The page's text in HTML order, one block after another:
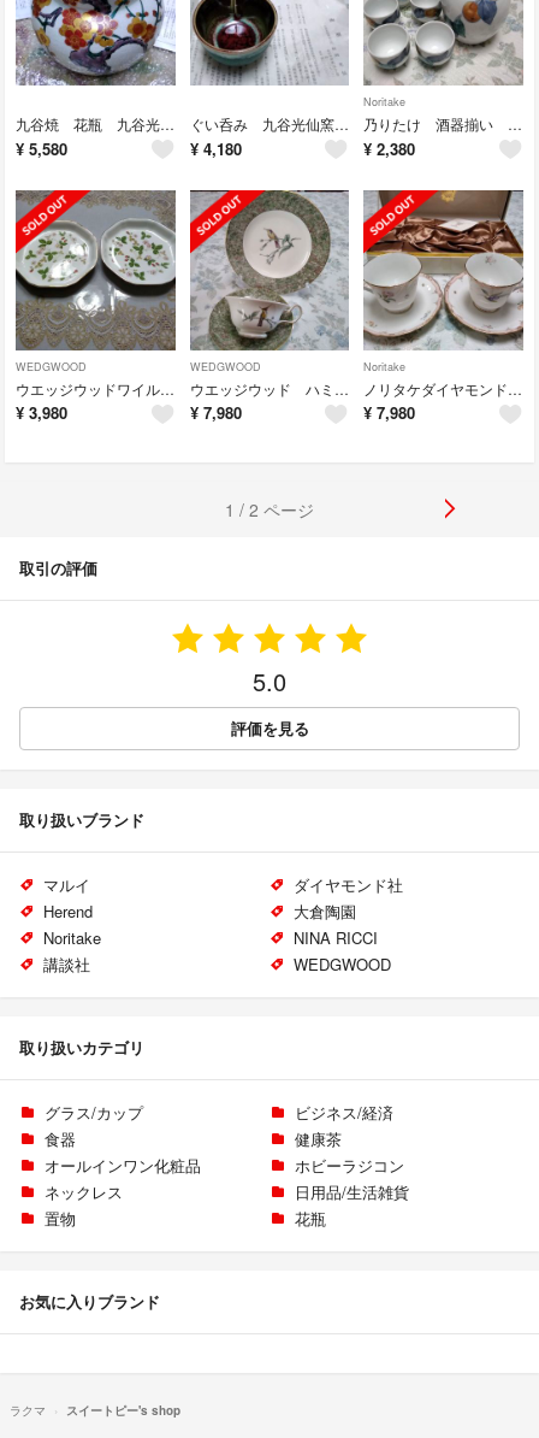
九谷焼 花瓶 九谷光仙窯代三代 利岡光仙作
¥ 5,580
ぐい呑み 九谷光仙窯元三代 利岡光仙 作
¥ 4,180
Noritake
乃りたけ 酒器揃い 山辺(やまのべ) 季節商品 新春セール
¥ 2,380
WEDGWOOD
ウエッジウッドワイルドストロベリー オクタゴナルSサイズ 2枚
¥ 3,980
WEDGWOOD
ウエッジウッド ハミングバードカップ&ソーサー デザート皿 トリオ 専用です
¥ 7,980
Noritake
ノリタケダイヤモンドコレクション メゾンフルール2客 新品未使用 11月末セール
¥ 7,980
1 / 2 ページ
取引の評価
5.0
評価を見る
取り扱いブランド
マルイ
ダイヤモンド社
Herend
大倉陶園
Noritake
NINA RICCI
講談社
WEDGWOOD
取り扱いカテゴリ
グラス/カップ
ビジネス/経済
食器
健康茶
オールインワン化粧品
ホビーラジコン
ネックレス
日用品/生活雑貨
置物
花瓶
お気に入りブランド
ラクマ スイートピー's shop